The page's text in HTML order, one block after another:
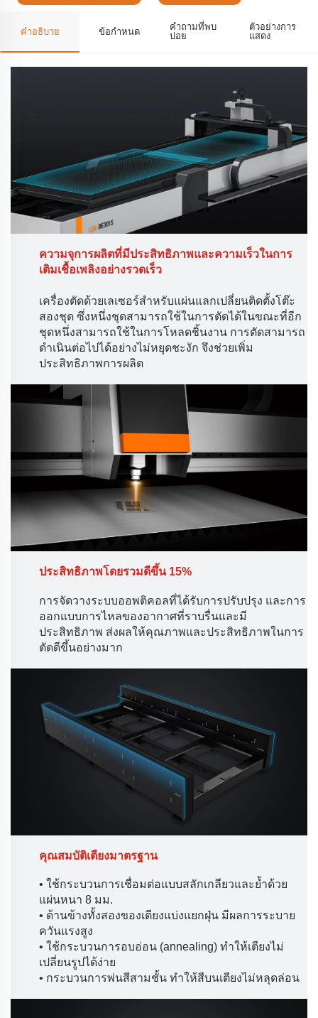
คำอธิบาย ข้อกำหนด
คำถามที่พบ
บ่อย
ตัวอย่างการ
แสดง
ความจุการผลิตที่มีประสิทธิภาพและความเร็วในการ
เติมเชื้อเพลิงอย่างรวดเร็ว
เครื่องตัดด้วยเลเซอร์สำหรับแผ่นแลกเปลี่ยนติดตั้งโต๊ะ
สองชุด ซึ่งหนึ่งชุดสามารถใช้ในการตัดได้ในขณะที่อีก
ชุดหนึ่งสามารถใช้ในการโหลดชิ้นงาน การตัดสามารถ
ดำเนินต่อไปได้อย่างไม่หยุดชะงัก จึงช่วยเพิ่ม
ประสิทธิภาพการผลิต
ประสิทธิภาพโดยรวมดีขึ้น 15%
การจัดวางระบบออพติคอลที่ได้รับการปรับปรุง และการ
ออกแบบการไหลของอากาศที่ราบรื่นและมี
ประสิทธิภาพ ส่งผลให้คุณภาพและประสิทธิภาพในการ
ตัดดีขึ้นอย่างมาก
คุณสมบัติเตียงมาตรฐาน
• ใช้กระบวนการเชื่อมต่อแบบสลักเกลียวและย้ำด้วย
แผ่นหนา 8 มม.
• ด้านข้างทั้งสองของเตียงแบ่งแยกฝุ่น มีผลการระบาย
ควันแรงสูง
• ใช้กระบวนการอบอ่อน (annealing) ทำให้เตียงไม่
เปลี่ยนรูปได้ง่าย
• กระบวนการพ่นสีสามชั้น ทำให้สีบนเตียงไม่หลุดล่อน